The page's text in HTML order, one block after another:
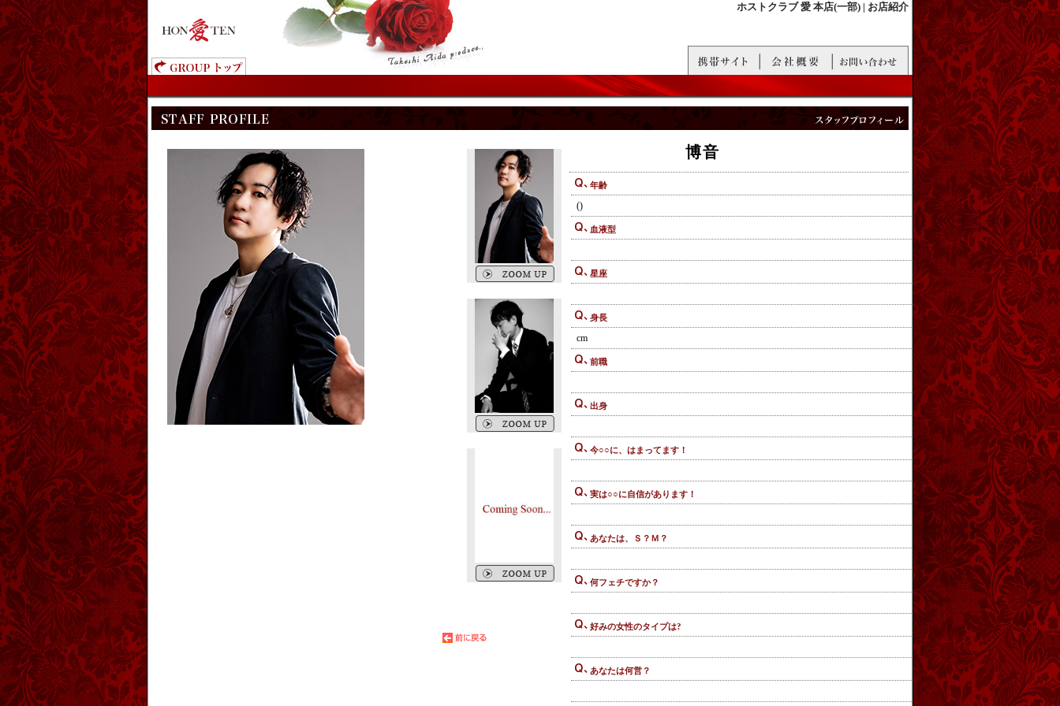
ホストクラブ 愛 本店(一部) | お店紹介
博音
年齢
()
血液型
星座
身長
cm
前職
出身
今○○に、はまってます！
実は○○に自信があります！
あなたは、Ｓ？Ｍ？
何フェチですか？
好みの女性のタイプは?
あなたは何営？